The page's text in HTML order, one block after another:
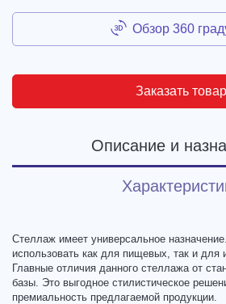
Обзор 360
Заказать товар
Описание и
Стеллаж имеет универсальное
использовать как для пищевых, так и для
Главные отличия данного стеллажа от
базы. Это выгодное стилистическое
премиальность предлагаемой продукции.